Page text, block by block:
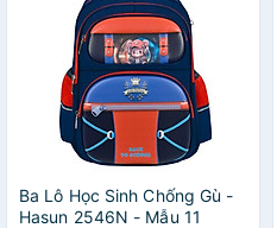
Ba Lô Học Sinh Chống Gù -
Hasun 2546N - Mẫu 11